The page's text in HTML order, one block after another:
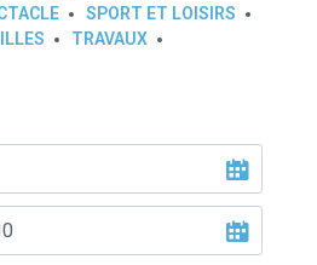
SPORT ET LOISIRS
TRAVAUX